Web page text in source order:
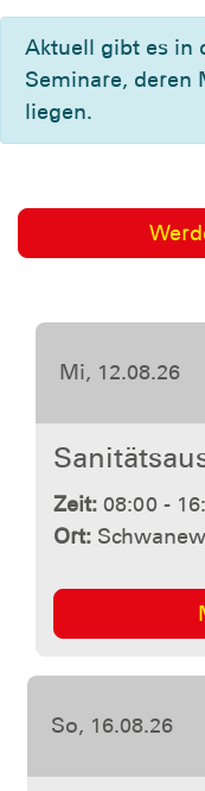
Aktuell gibt es in
Seminare, deren
liegen.
So, 27.09.26
Zeit:17:30 -